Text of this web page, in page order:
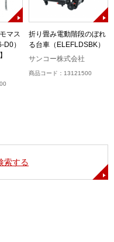
マス
）
折り畳み電動階段のぼれ
る台車（ELEFLDSBK）
サンコー株式会社
商品コード：13121500
索する